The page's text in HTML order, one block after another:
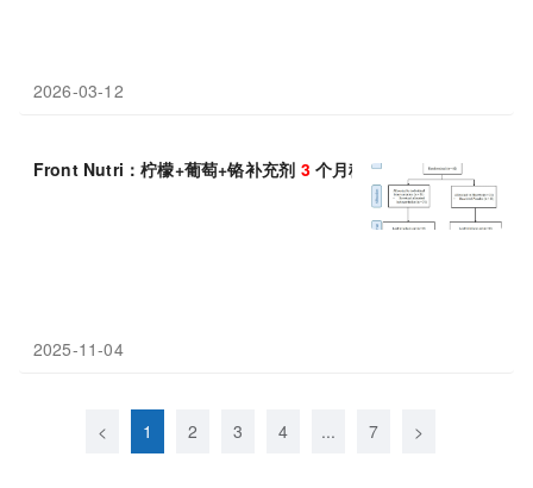
2026-03-12
Front Nutri：柠檬+葡萄+铬补充剂 3个月稳血糖， 6个月血脂逆袭
2025-11-04
< 1 2 3 4 ... 7 >